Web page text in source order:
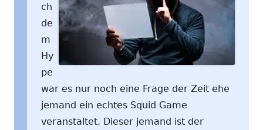
ch
de
m
Hy
pe
war es nur noch eine Frage der Zeit ehe
jemand ein echtes Squid Game
veranstaltet. Dieser jemand ist der